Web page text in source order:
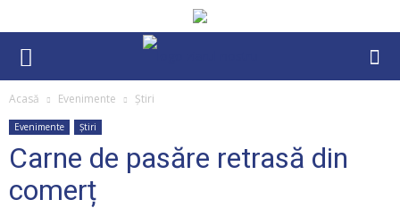
Acasă Evenimente Știri
Evenimente Știri
Carne de pasăre retrasă din
comerț